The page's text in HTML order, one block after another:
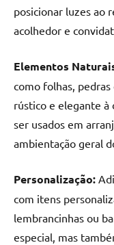
posicionar luzes ao
acolhedor e
Elementos
como folhas,
rústico e elegante à
ser usados em
ambientação geral
Personalização:
com itens
lembrancinhas ou
especial, mas